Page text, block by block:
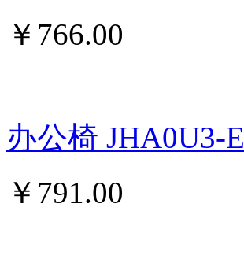
￥ 766.00
办公椅 JHA0U3-
￥ 791.00